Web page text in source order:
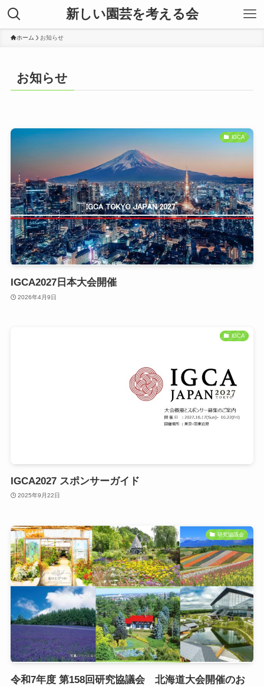
新しい園芸を考える会
ホーム お知らせ
お知らせ
IGCA
IGCA2027日本大会開催
2026年4月9日
IGCA
IGCA2027 スポンサーガイド
2025年9月22日
研究協議会
令和7年度 第158回研究協議会 北海道大会開催のお